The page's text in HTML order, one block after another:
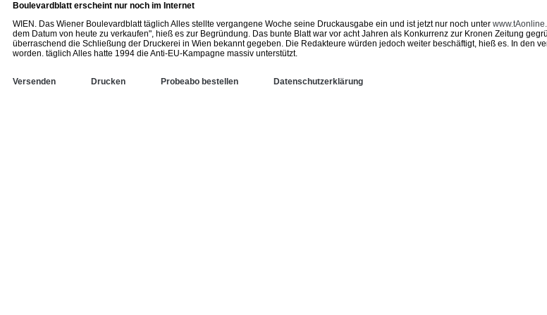
Boulevardblatt erscheint nur noch im Internet
WIEN. Das Wiener Boulevardblatt täglich Alles stellte vergangene Woche seine Druckausgabe ein und ist jetzt nur noch unter
dem Datum von heute zu verkaufen", hieß es zur Begründung. Das bunte Blatt war vor acht Jahren als Konkurrenz zur Kronen Zeitung
überraschend die Schließung der Druckerei in Wien bekannt gegeben. Die Redakteure würden jedoch weiter beschäftigt, hieß es. In den
worden. täglich Alles hatte 1994 die Anti-EU-Kampagne massiv unterstützt.
Versenden Drucken Probeabo bestellen Datenschutzerklärung